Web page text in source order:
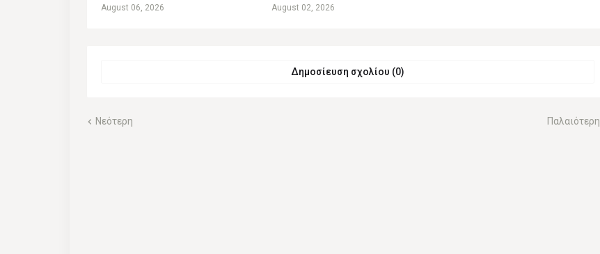
August 06, 2026 August 02, 2026
Δημοσίευση σχολίου (0)
Νεότερη Παλαιότερη